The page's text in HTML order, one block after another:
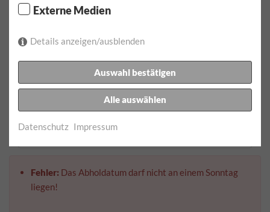
Abholzeit:
Fehler: Das Abholdatum darf nicht an einem Sonntag
liegen!
Externe Medien
Details anzeigen/ausblenden
Auswahl bestätigen
Alle auswählen
Datenschutz Impressum